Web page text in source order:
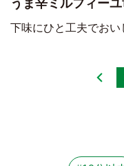
うま辛ミルフィー
下味にひと工夫でおい